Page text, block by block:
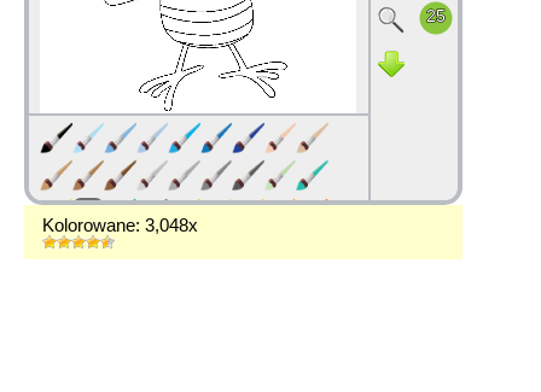
Kolorowane: 3,048x